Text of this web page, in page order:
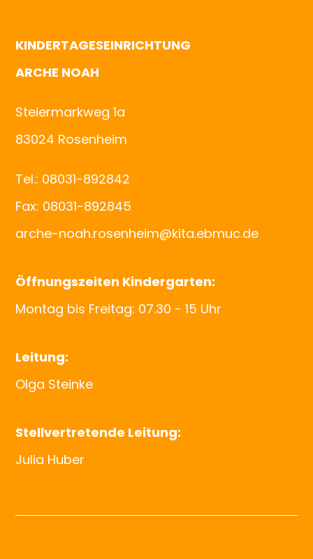
KINDERTAGESEINRICHTUNG
ARCHE NOAH
Steiermarkweg 1a
83024 Rosenheim
Tel.: 08031-892842
Fax: 08031-892845
arche-noah.rosenheim@kita.ebmuc.de
Öffnungszeiten Kindergarten:
Montag bis Freitag: 07.30 - 15 Uhr
Leitung:
Olga Steinke
Stellvertretende Leitung:
Julia Huber